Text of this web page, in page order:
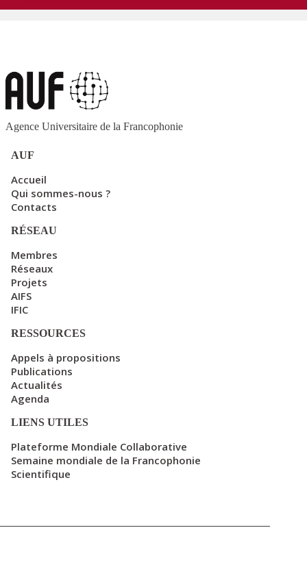
Agence Universitaire de la Francophonie
AUF
Accueil
Qui sommes-nous ?
Contacts
RÉSEAU
Membres
Réseaux
Projets
AIFS
IFIC
RESSOURCES
Appels à propositions
Publications
Actualités
Agenda
LIENS UTILES
Plateforme Mondiale Collaborative
Semaine mondiale de la Francophonie
Scientifique